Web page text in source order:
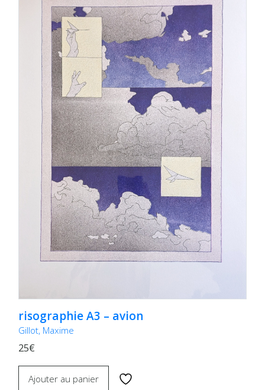
risographie A3 – avion
Gillot, Maxime
25€
Ajouter au panier